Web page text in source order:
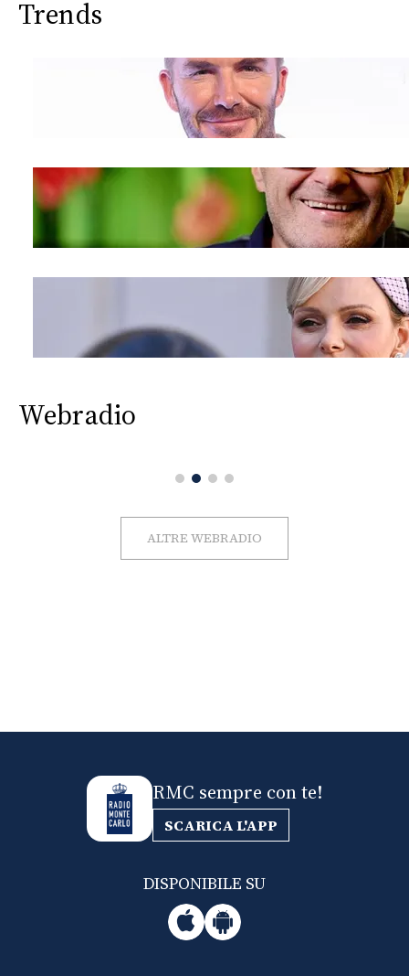
Trends
Webradio
ALTRE WEBRADIO
RMC sempre con te!
SCARICA L'APP
DISPONIBILE SU